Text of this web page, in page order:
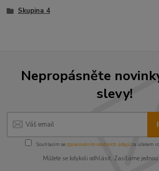
Skupina 4
Nepropásněte
slevy!
Souhlasím se zpracováním osobních údajůza účelem
Můžete se kdykoli odhlásit. Zasíláme